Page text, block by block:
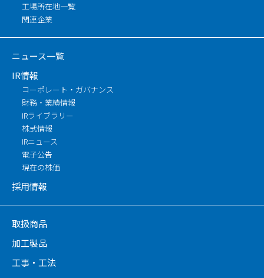
工場所在地一覧
関連企業
ニュース一覧
IR情報
コーポレート・ガバナンス
財務・業績情報
IRライブラリー
株式情報
IRニュース
電子公告
現在の株価
採用情報
取扱商品
加工製品
工事・工法